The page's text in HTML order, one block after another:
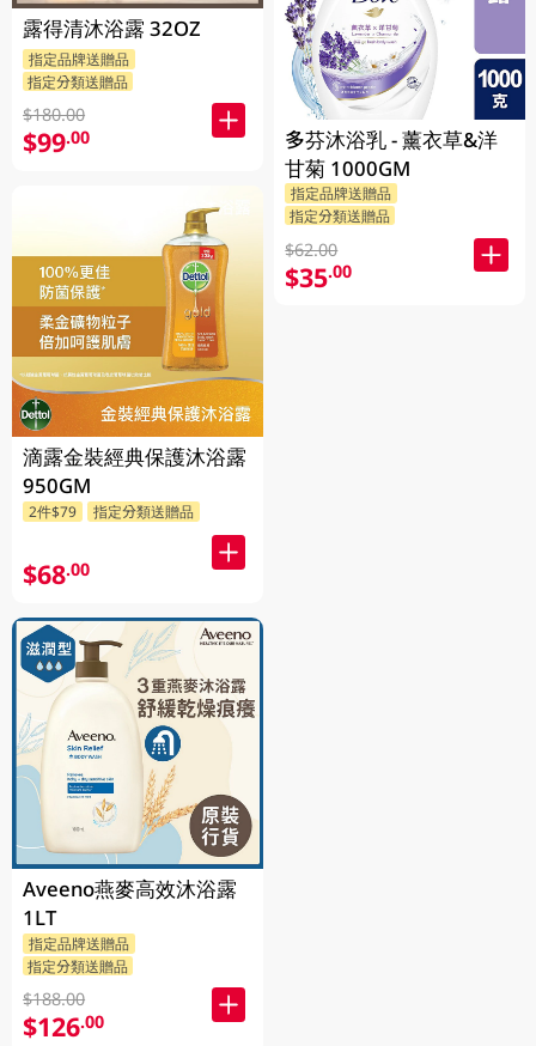
露得清沐浴露 32OZ
指定品牌送贈品
指定分類送贈品
$180.00
$99.00
滴露金裝經典保護沐浴露
950GM
2件$79 指定分類送贈品
$68.00
Aveeno燕麥高效沐浴露
1LT
指定品牌送贈品
指定分類送贈品
$188.00
$126.00
多芬沐浴乳 - 薰衣草&洋
甘菊 1000GM
指定品牌送贈品
指定分類送贈品
$62.00
$35.00